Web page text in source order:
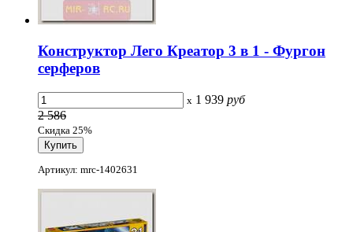
Конструктор Лего Креатор 3 в 1 - Фургон
серферов
x 1 939 руб
2 586
Скидка 25%
Артикул: mrc-1402631